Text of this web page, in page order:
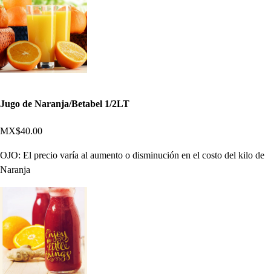
Jugo de Naranja/Betabel 1/2LT
MX$40.00
OJO: El precio varía al aumento o disminución en el costo del kilo de
Naranja